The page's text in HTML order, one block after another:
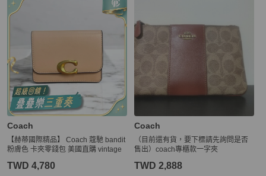
Coach
【赫蒂國際精品】 Coach 蔻馳 bandit
粉膚色 卡夾零錢包 美國直購 vintage
TWD 4,780
Coach
（目前還有貨，要下標請先詢問是否
售出）coach專櫃款一字夾
TWD 2,888